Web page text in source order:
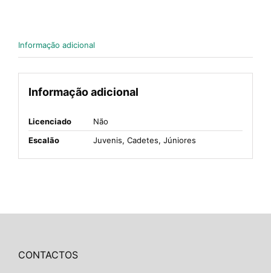
Informação adicional
Informação adicional
Licenciado
Não
Escalão
Juvenis, Cadetes, Júniores
CONTACTOS